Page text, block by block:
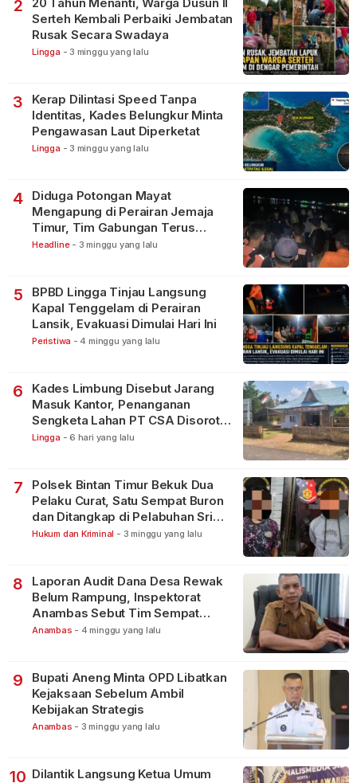
2
Serteh Kembali Perbaiki Jembatan
Rusak Secara Swadaya
Lingga - 3 minggu yang lalu
3
Kerap Dilintasi Speed Tanpa
Identitas, Kades Belungkur Minta
Pengawasan Laut Diperketat
Lingga - 3 minggu yang lalu
4
Diduga Potongan Mayat
Mengapung di Perairan Jemaja
Timur, Tim Gabungan Terus
Lakukan Pencarian
Headline - 3 minggu yang lalu
5
BPBD Lingga Tinjau Langsung
Kapal Tenggelam di Perairan
Lansik, Evakuasi Dimulai Hari Ini
Peristiwa - 4 minggu yang lalu
6
Kades Limbung Disebut Jarang
Masuk Kantor, Penanganan
Sengketa Lahan PT CSA Disorot
Warga
Lingga - 6 hari yang lalu
7
Polsek Bintan Timur Bekuk Dua
Pelaku Curat, Satu Sempat Buron
dan Ditangkap di Pelabuhan Sri
Bintan Pura
Hukum dan Kriminal - 3 minggu yang lalu
8
Laporan Audit Dana Desa Rewak
Belum Rampung, Inspektorat
Anambas Sebut Tim Sempat
Terbagi Tangani Kasus Lain
Anambas - 4 minggu yang lalu
9
Bupati Aneng Minta OPD Libatkan
Kejaksaan Sebelum Ambil
Kebijakan Strategis
Anambas - 3 minggu yang lalu
10 Dilantik Langsung Ketua Umum